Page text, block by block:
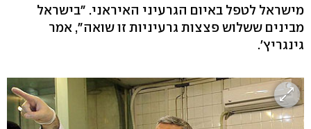
מישראל לטפל באיום הגרעיני האיראני. "בישראל
מבינים ששלוש פצצות גרעיניות זו שואה", אמר
גינגריץ'.